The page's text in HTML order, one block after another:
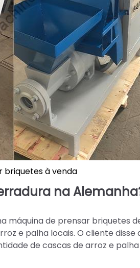
briquetes à venda
na
máquina de prensar briquetes
e palha locais. O cliente disse
de cascas de arroz e